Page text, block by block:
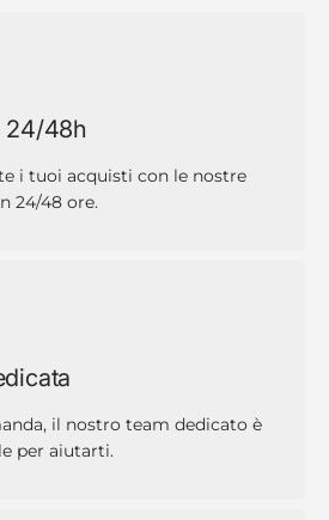
24/48h
i tuoi acquisti con le nostre
24/48 ore.
il nostro team dedicato è
per aiutarti.